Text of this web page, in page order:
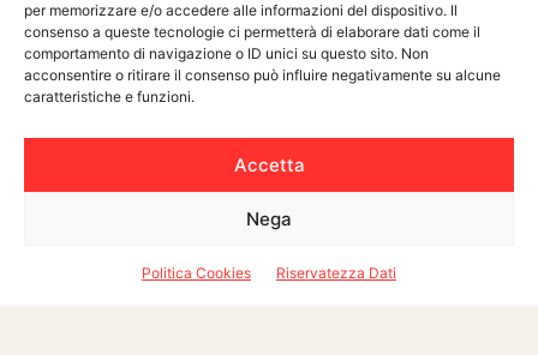
per memorizzare e/o accedere alle informazioni del dispositivo. Il
consenso a queste tecnologie ci permetterà di elaborare dati come il
comportamento di navigazione o ID unici su questo sito. Non
acconsentire o ritirare il consenso può influire negativamente su alcune
caratteristiche e funzioni.
Accetta
Nega
Politica Cookies Riservatezza Dati
Unmute
Play
Video
Adrano. Conferita cittadinanza italiana a bracciante agricolo indiano